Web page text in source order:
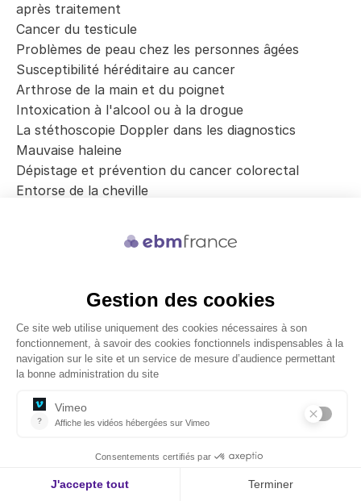
après traitement
Cancer du testicule
Problèmes de peau chez les personnes âgées
Susceptibilité héréditaire au cancer
Arthrose de la main et du poignet
Intoxication à l'alcool ou à la drogue
La stéthoscopie Doppler dans les diagnostics
Mauvaise haleine
Dépistage et prévention du cancer colorectal
Entorse de la cheville
Arthrite psoriasique
Encéphalite chez l'enfant
Troubles de l'apprentissage
Psychothérapies pour adultes
Troubles de la marche
Tumeurs du cerveau et de la moelle épinière
Dispositifs d'assistance pour les personnes
souffrant de déficience auditive
Écologie de l'utilisation des antibiotiques
Hypertension secondaire